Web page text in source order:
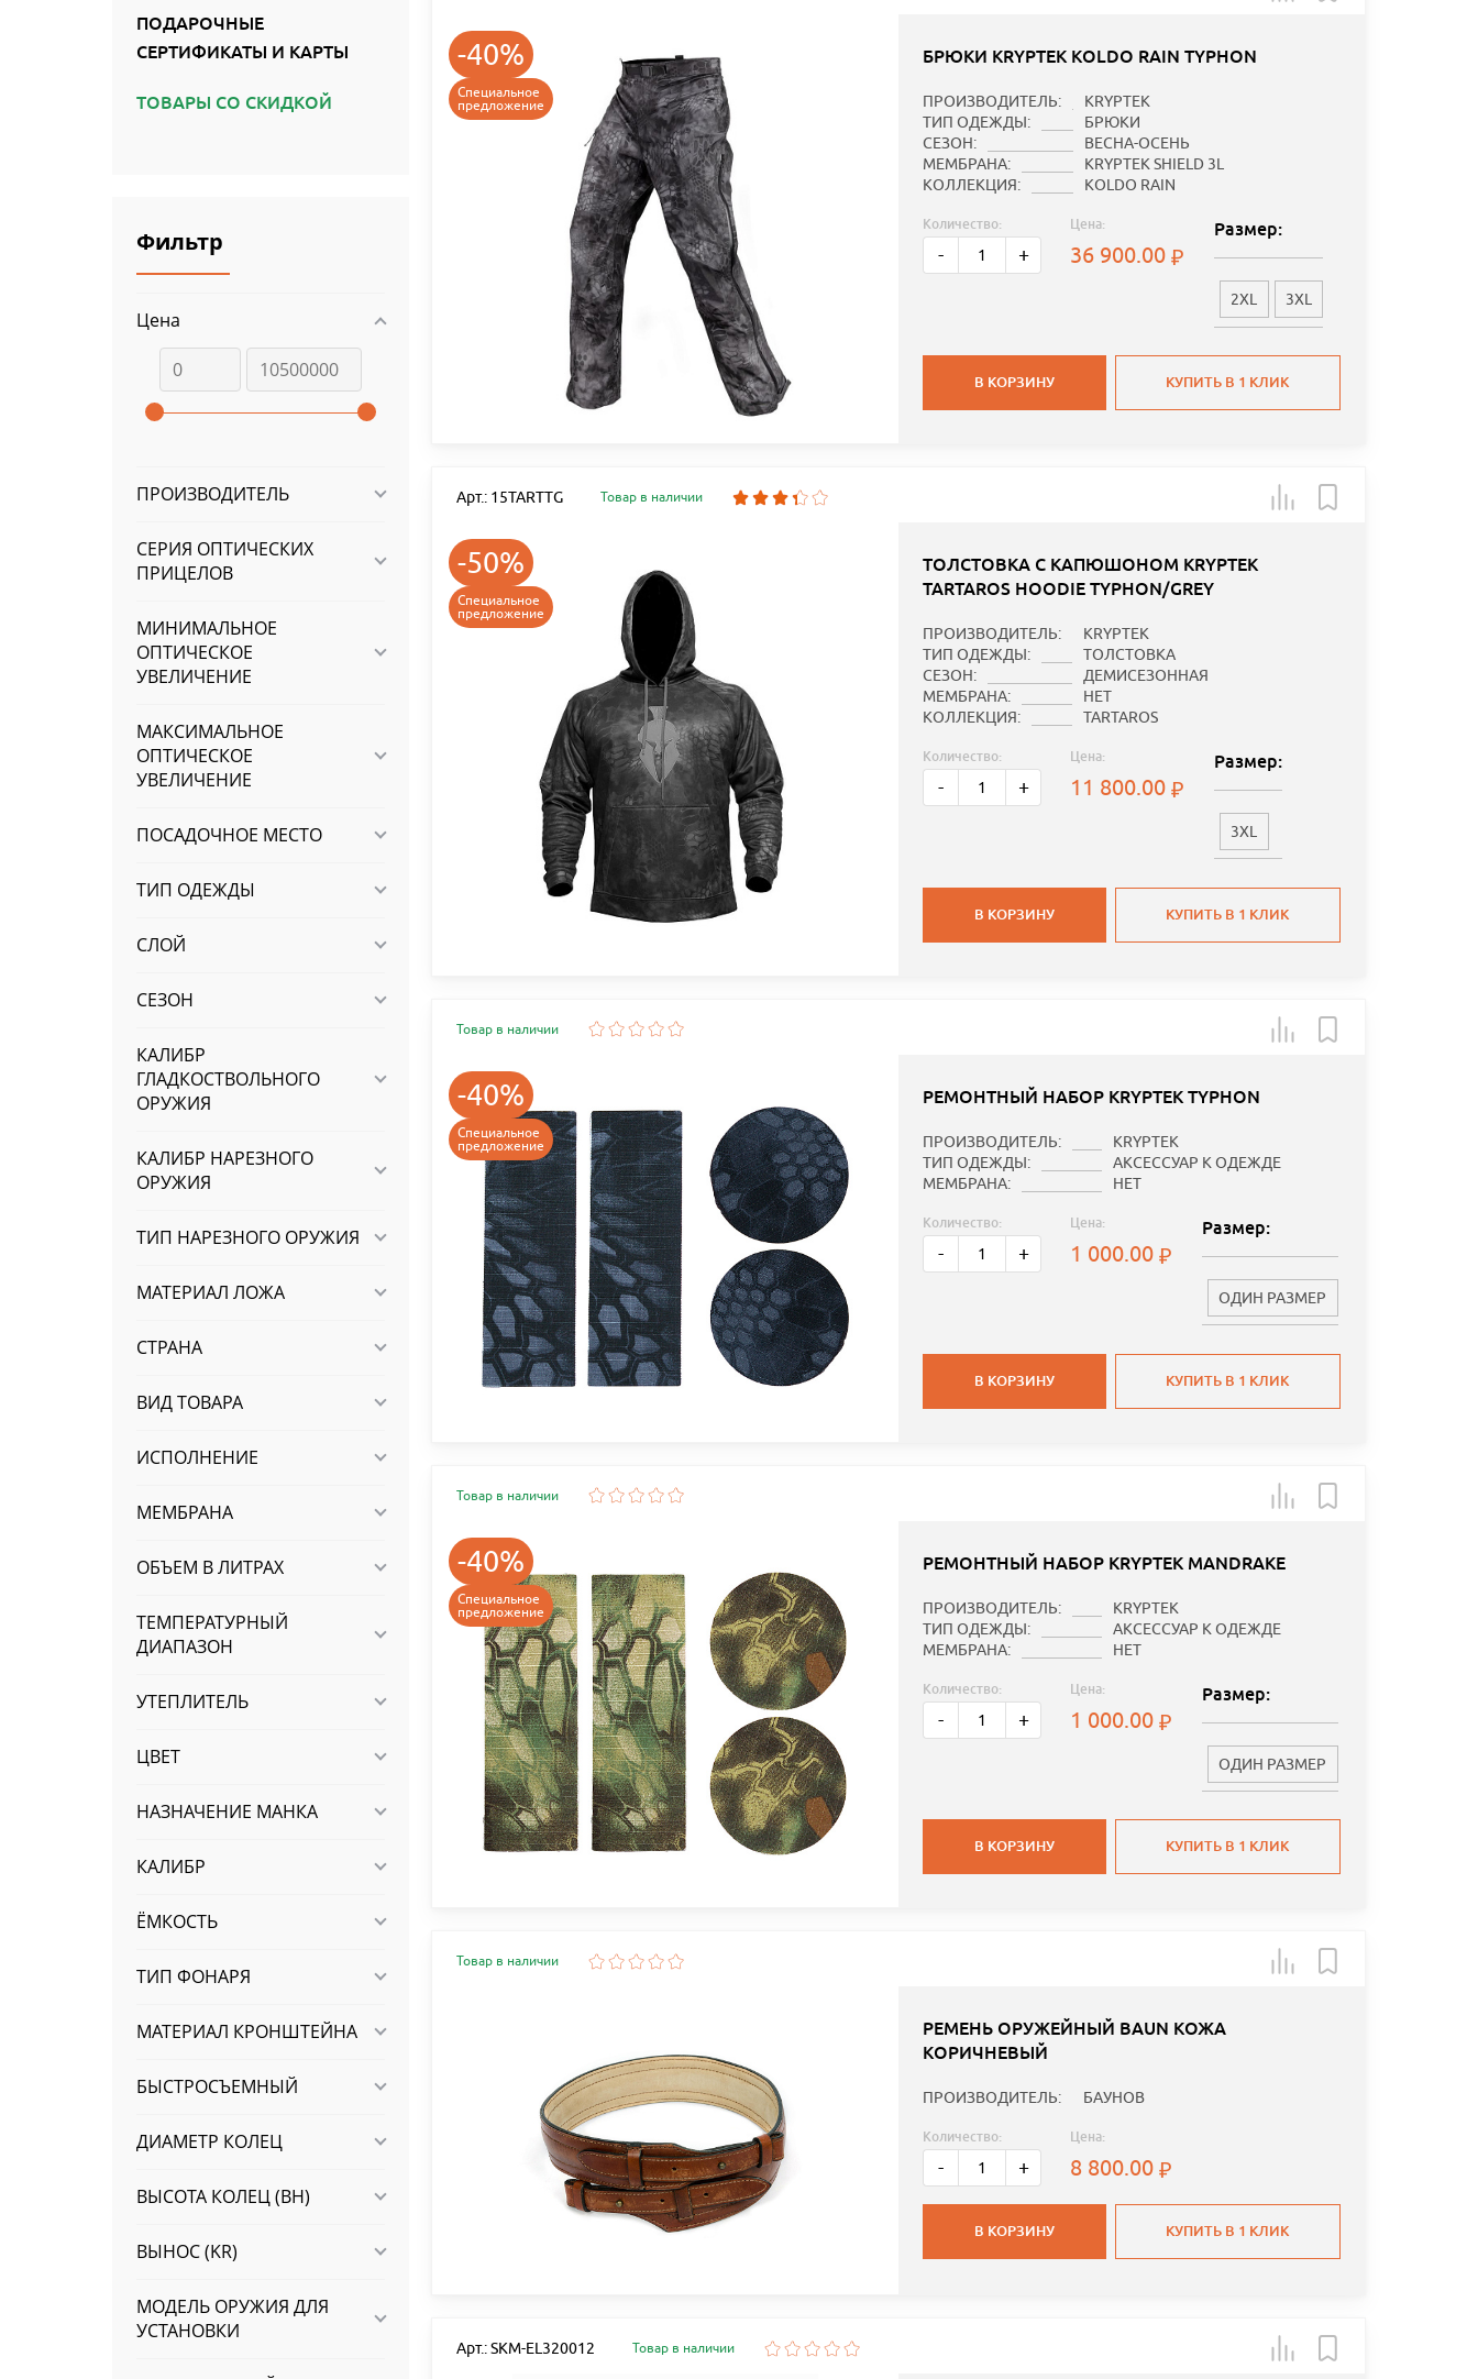
ПОДАРОЧНЫЕ
СЕРТИФИКАТЫ И КАРТЫ
ТОВАРЫ СО СКИДКОЙ
Фильтр
Цена
ПРОИЗВОДИТЕЛЬ
СЕРИЯ ОПТИЧЕСКИХ
ПРИЦЕЛОВ
МИНИМАЛЬНОЕ
ОПТИЧЕСКОЕ
УВЕЛИЧЕНИЕ
МАКСИМАЛЬНОЕ
ОПТИЧЕСКОЕ
УВЕЛИЧЕНИЕ
ПОСАДОЧНОЕ МЕСТО
ТИП ОДЕЖДЫ
СЛОЙ
СЕЗОН
КАЛИБР
ГЛАДКОСТВОЛЬНОГО
ОРУЖИЯ
КАЛИБР НАРЕЗНОГО
ОРУЖИЯ
ТИП НАРЕЗНОГО ОРУЖИЯ
МАТЕРИАЛ ЛОЖА
СТРАНА
ВИД ТОВАРА
ИСПОЛНЕНИЕ
МЕМБРАНА
ОБЪЕМ В ЛИТРАХ
ТЕМПЕРАТУРНЫЙ
ДИАПАЗОН
УТЕПЛИТЕЛЬ
ЦВЕТ
НАЗНАЧЕНИЕ МАНКА
КАЛИБР
ЁМКОСТЬ
ТИП ФОНАРЯ
МАТЕРИАЛ КРОНШТЕЙНА
БЫСТРОСЪЕМНЫЙ
ДИАМЕТР КОЛЕЦ
ВЫСОТА КОЛЕЦ (BH)
ВЫНОС (KR)
МОДЕЛЬ ОРУЖИЯ ДЛЯ
УСТАНОВКИ
-40%
Специальное
предложение
БРЮКИ KRYPTEK KOLDO RAIN TYPHON
ПРОИЗВОДИТЕЛЬ:
KRYPTEK
ТИП ОДЕЖДЫ:
БРЮКИ
СЕЗОН:
ВЕСНА-ОСЕНЬ
МЕМБРАНА:
KRYPTEK SHIELD 3L
КОЛЛЕКЦИЯ:
KOLDO RAIN
Количество:
- +
Цена:
36 900.00
Размер:
2XL 3XL
В КОРЗИНУ КУПИТЬ В 1 КЛИК
Арт.: 15TARTTG Товар в наличии
-50%
Специальное
предложение
ТОЛСТОВКА С КАПЮШОНОМ KRYPTEK
TARTAROS HOODIE TYPHON/GREY
ПРОИЗВОДИТЕЛЬ:
KRYPTEK
ТИП ОДЕЖДЫ:
ТОЛСТОВКА
СЕЗОН:
ДЕМИСЕЗОННАЯ
МЕМБРАНА:
НЕТ
КОЛЛЕКЦИЯ:
TARTAROS
Количество:
- +
Цена:
11 800.00
Размер:
3XL
В КОРЗИНУ КУПИТЬ В 1 КЛИК
Товар в наличии
-40%
Специальное
предложение
РЕМОНТНЫЙ НАБОР KRYPTEK TYPHON
ПРОИЗВОДИТЕЛЬ:
KRYPTEK
ТИП ОДЕЖДЫ:
АКСЕССУАР К ОДЕЖДЕ
МЕМБРАНА:
НЕТ
Количество:
- +
Цена:
1 000.00
Размер:
ОДИН РАЗМЕР
В КОРЗИНУ КУПИТЬ В 1 КЛИК
Товар в наличии
-40%
Специальное
предложение
РЕМОНТНЫЙ НАБОР KRYPTEK MANDRAKE
ПРОИЗВОДИТЕЛЬ:
KRYPTEK
ТИП ОДЕЖДЫ:
АКСЕССУАР К ОДЕЖДЕ
МЕМБРАНА:
НЕТ
Количество:
- +
Цена:
1 000.00
Размер:
ОДИН РАЗМЕР
В КОРЗИНУ КУПИТЬ В 1 КЛИК
Товар в наличии
РЕМЕНЬ ОРУЖЕЙНЫЙ BAUN КОЖА
КОРИЧНЕВЫЙ
ПРОИЗВОДИТЕЛЬ: БАУНОВ
Количество:
- +
Цена:
8 800.00
В КОРЗИНУ КУПИТЬ В 1 КЛИК
Арт.: SKM-EL320012 Товар в наличии